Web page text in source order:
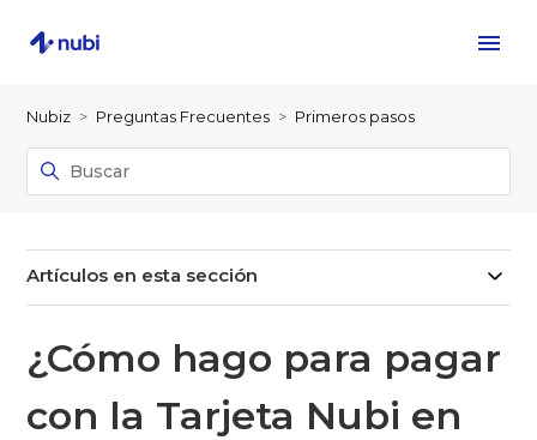
Nubiz Preguntas Frecuentes Primeros pasos
Artículos en esta sección
¿Cómo hago para pagar
con la Tarjeta Nubi en